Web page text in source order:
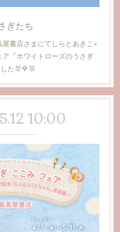
ぎたち
書店さまにてしらとあきこ×
『ホワイトローズのうさぎ
た🐰🌹🐰
10:00